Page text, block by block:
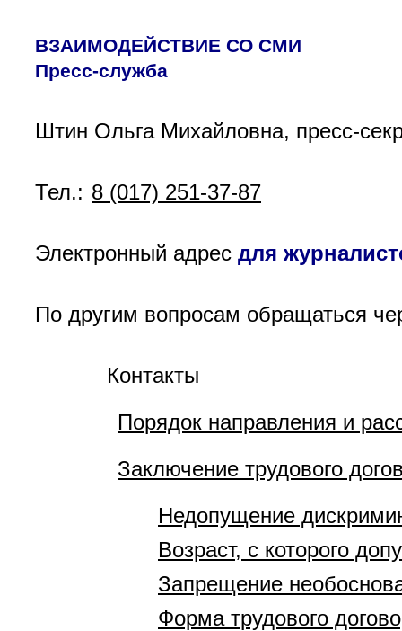
ВЗАИМОДЕЙСТВИЕ СО СМИ
Пресс-служба
Штин Ольга Михайловна, пресс-
Тел.: 8 (017) 251-37-87
Электронный адрес для
По другим вопросам обращаться
Контакты
Порядок направления и
Заключение трудового
Недопущение
Возраст, с которого
Запрещение
Форма трудового